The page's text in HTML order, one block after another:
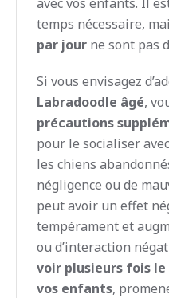
temps nécessaire,
par jour ne sont pas
Si vous envisagez
Labradoodle âgé,
précautions
pour le socialiser
les chiens
négligence ou de
peut avoir un effet
tempérament et
ou d’interaction
voir plusieurs fois
vos enfants,